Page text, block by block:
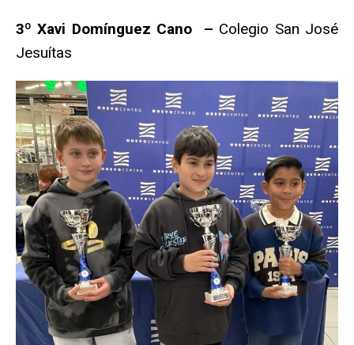
3º Xavi Domínguez Cano – Colegio San José
Jesuítas